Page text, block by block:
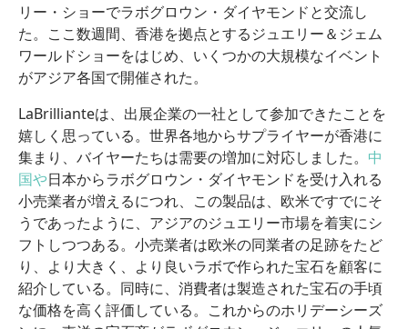
リー・ショーでラボグロウン・ダイヤモンドと交流し
た。ここ数週間、香港を拠点とするジュエリー＆ジェム
ワールドショーをはじめ、いくつかの大規模なイベント
がアジア各国で開催された。
LaBrillianteは、出展企業の一社として参加できたことを
嬉しく思っている。世界各地からサプライヤーが香港に
集まり、バイヤーたちは需要の増加に対応しました。 中
国や日本からラボグロウン・ダイヤモンドを受け入れる
小売業者が増えるにつれ、この製品は、欧米ですでにそ
うであったように、アジアのジュエリー市場を着実にシ
フトしつつある。小売業者は欧米の同業者の足跡をたど
り、より大きく、より良いラボで作られた宝石を顧客に
紹介している。同時に、消費者は製造された宝石の手頃
な価格を高く評価している。これからのホリデーシーズ